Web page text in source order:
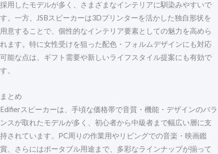
採用したモデルが多く、さまざまなインテリアに馴染みやすいで
す。一方、JSBスピーカーは3Dプリンターを活かした独自形状を
用意することで、個性的なインテリア要素としての魅力を高めら
れます。特に女性受けを狙った配色・フォルムデザインにも対応
可能な点は、ギフト需要や新しいライフスタイル提案にも有効で
す。
まとめ
Edifierスピーカーは、手頃な価格帯で音質・機能・デザインのバラ
ンスが取れたモデルが多く、初心者から中級者まで幅広い層に支
持されています。PC周りの作業用やリビングでの音楽・映画鑑
賞、さらにはポータブル用途まで、多彩なラインナップが揃って